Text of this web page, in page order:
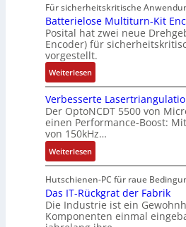
L
3
f
ü
r
s
i
c
h
e
r
e
E
n
t
w
o
b
o
t
k
,
3
M
i
l
l
i
o
n
e
n
A
r
b
e
i
t
u
t
o
m
a
t
i
o
n
e
x
p
a
n
d
i
e
f
t
a
g
s
e
i
n
g
a
n
g
i
m
M
a
Für sicherheitskritische
Batterielose Multiturn-Kit
Posital hat zwei neue
Encoder) für
vorgestellt.
Weiterlesen:
B
a
t
t
e
r
i
e
l
o
s
Verbesserte
Der OptoNCDT 5500 von
einen Performance-Boost:
von 150kHz…
Weiterlesen:
V
e
r
b
e
Hutschienen-PC für raue
Das IT-Rückgrat der Fabrik
Die Industrie ist ein
Komponenten einmal